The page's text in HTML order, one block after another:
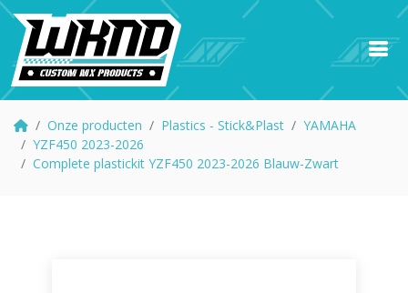
Onze producten Plastics - Stick&Plast
YAMAHA
YZF450 2023-2026
Complete plastickit YZF450 2023-2026 Blauw-Zwart